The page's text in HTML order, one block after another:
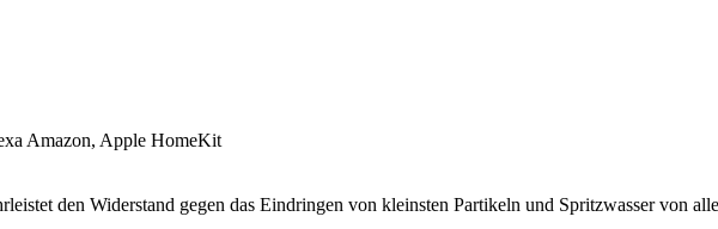
Amazon, Apple HomeKit
den Widerstand gegen das Eindringen von kleinsten Partikeln und Spritzwasser von